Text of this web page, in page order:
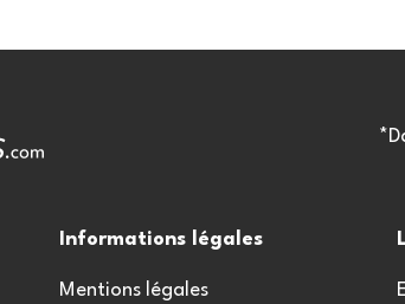
Informations légales
Mentions légales